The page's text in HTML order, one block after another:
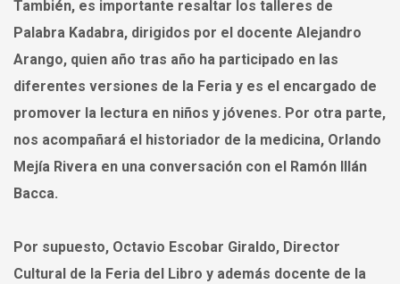
También, es importante resaltar los talleres de
Palabra Kadabra, dirigidos por el docente Alejandro
Arango, quien año tras año ha participado en las
diferentes versiones de la Feria y es el encargado de
promover la lectura en niños y jóvenes. Por otra parte,
nos acompañará el historiador de la medicina, Orlando
Mejía Rivera en una conversación con el Ramón Illán
Bacca.
Por supuesto, Octavio Escobar Giraldo, Director
Cultural de la Feria del Libro y además docente de la